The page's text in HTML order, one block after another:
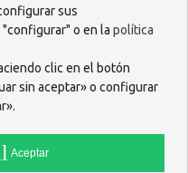
perfecta cuidando de
formulación.
pudiendo elegir dentro
en las últimas tendencias
sus
o en la política
clic en el botón
sin aceptar» o configurar
Aceptar